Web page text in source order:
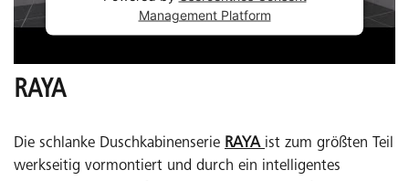
RAYA
Die schlanke Duschkabinenserie RAYA ist zum größten Teil
werkseitig vormontiert und durch ein intelligentes
Management Platform